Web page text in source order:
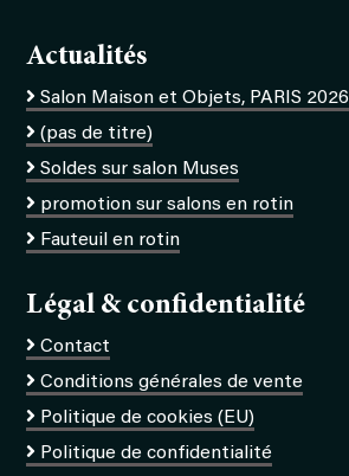
Actualités
Salon Maison et Objets, PARIS 2026
(pas de titre)
Soldes sur salon Muses
promotion sur salons en rotin
Fauteuil en rotin
Légal & confidentialité
Contact
Conditions générales de vente
Politique de cookies (EU)
Politique de confidentialité